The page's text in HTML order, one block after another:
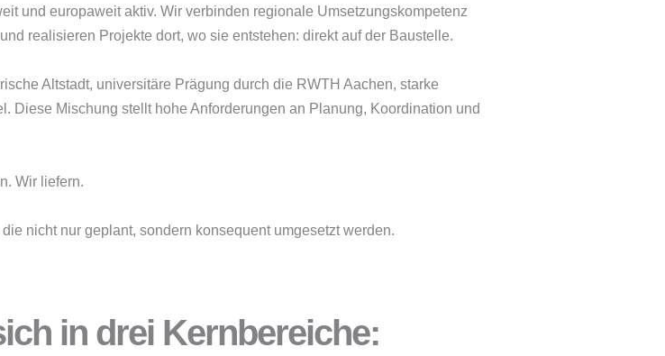
und europaweit aktiv. Wir verbinden regionale Umsetzungskompetenz
realisieren Projekte dort, wo sie entstehen: direkt auf der Baustelle.
Altstadt, universitäre Prägung durch die RWTH Aachen, starke
Diese Mischung stellt hohe Anforderungen an Planung, Koordination und
Wir liefern.
nicht nur geplant, sondern konsequent umgesetzt werden.
in drei Kernbereiche: